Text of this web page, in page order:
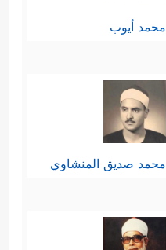
محمد أيوب
محمد صديق المنشاوي